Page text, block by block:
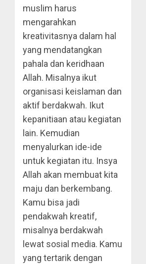
muslim harus
mengarahkan
kreativitasnya dalam hal
yang mendatangkan
pahala dan keridhaan
Allah. Misalnya ikut
organisasi keislaman dan
aktif berdakwah. Ikut
kepanitiaan atau kegiatan
lain. Kemudian
menyalurkan ide-ide
untuk kegiatan itu. Insya
Allah akan membuat kita
maju dan berkembang.
Kamu bisa jadi
pendakwah kreatif,
misalnya berdakwah
lewat sosial media. Kamu
yang tertarik dengan